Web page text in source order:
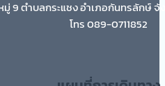
มู่ 9 ตำบลกระแชง อำเภอกันทรลักษ์
โทร 089-0711852